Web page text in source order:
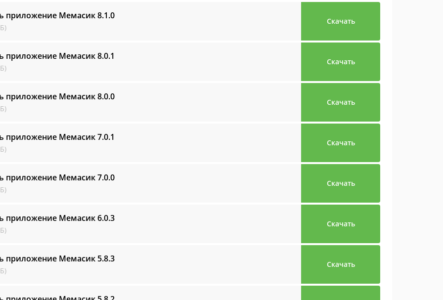
приложение Мемасик8.1.0
Скачать
приложение Мемасик8.0.1
Скачать
приложение Мемасик8.0.0
Скачать
приложение Мемасик7.0.1
Скачать
приложение Мемасик7.0.0
Скачать
приложение Мемасик6.0.3
Скачать
приложение Мемасик 5.8.3
Скачать